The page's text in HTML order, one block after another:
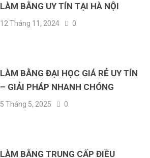
LÀM BẰNG UY TÍN TẠI HÀ NỘI
12 Tháng 11, 2024 0
LÀM BẰNG ĐẠI HỌC GIÁ RẺ UY TÍN
– GIẢI PHÁP NHANH CHÓNG
5 Tháng 5, 2025 0
LÀM BẰNG TRUNG CẤP ĐIỀU